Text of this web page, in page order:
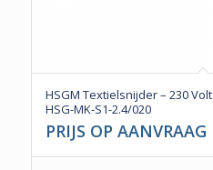
HSGM Textielsnijder – 230 Volt
HSG-MK-S1-2.4/020
PRIJS OP AANVRAAG